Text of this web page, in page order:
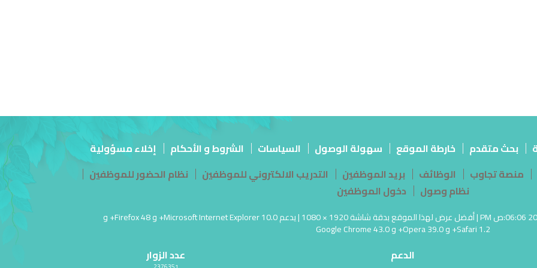
بحث متقدم خارطة الموقع سهولة الوصول السياسات الشروط و الأحكام
إخلاء مسؤولية
منصة تجاوب
الوظائف بريد الموظفين التدريب الالكتروني للموظفين
نظام الحضور للموظفين
نظام وصول
دخول الموظفين
آخر تحديث للموقع في: 26 مارس أغسطس 05, 2026 06:06:ص PM | أفضل عرض لهذا الموقع بدقة شاشة 1920 × 1080 | يدعم Microsoft Internet Explorer 10.0+ و Firefox 48+ و
Safari 1.2+ و Opera 39.0+ و Google Chrome 43.0
الدعم عدد الزوار